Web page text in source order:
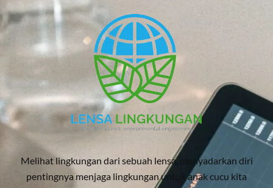
Melihat lingkungan dari sebuah lensa, menyadarkan diri
pentingnya menjaga lingkungan untuk anak cucu kita